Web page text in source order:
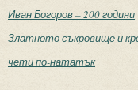
Иван Богоров – 200 години
Златното съкровище и
чети по-нататък